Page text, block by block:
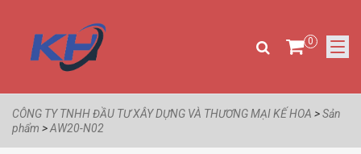
0
CÔNG TY TNHH ĐẦU TƯ XÂY DỰNG VÀ THƯƠNG MẠI KẾ HOA >Sản
phẩm >AW20-N02